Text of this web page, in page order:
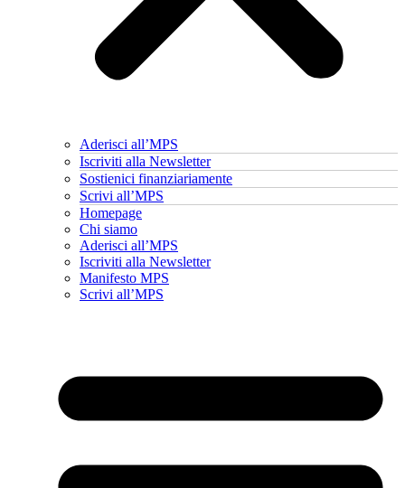
Aderisci all’MPS
Iscriviti alla Newsletter
Sostienici finanziariamente
Scrivi all’MPS
Homepage
Chi siamo
Aderisci all’MPS
Iscriviti alla Newsletter
Manifesto MPS
Scrivi all’MPS